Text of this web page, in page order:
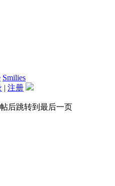
Smilies
| 注册
后跳转到最后一页